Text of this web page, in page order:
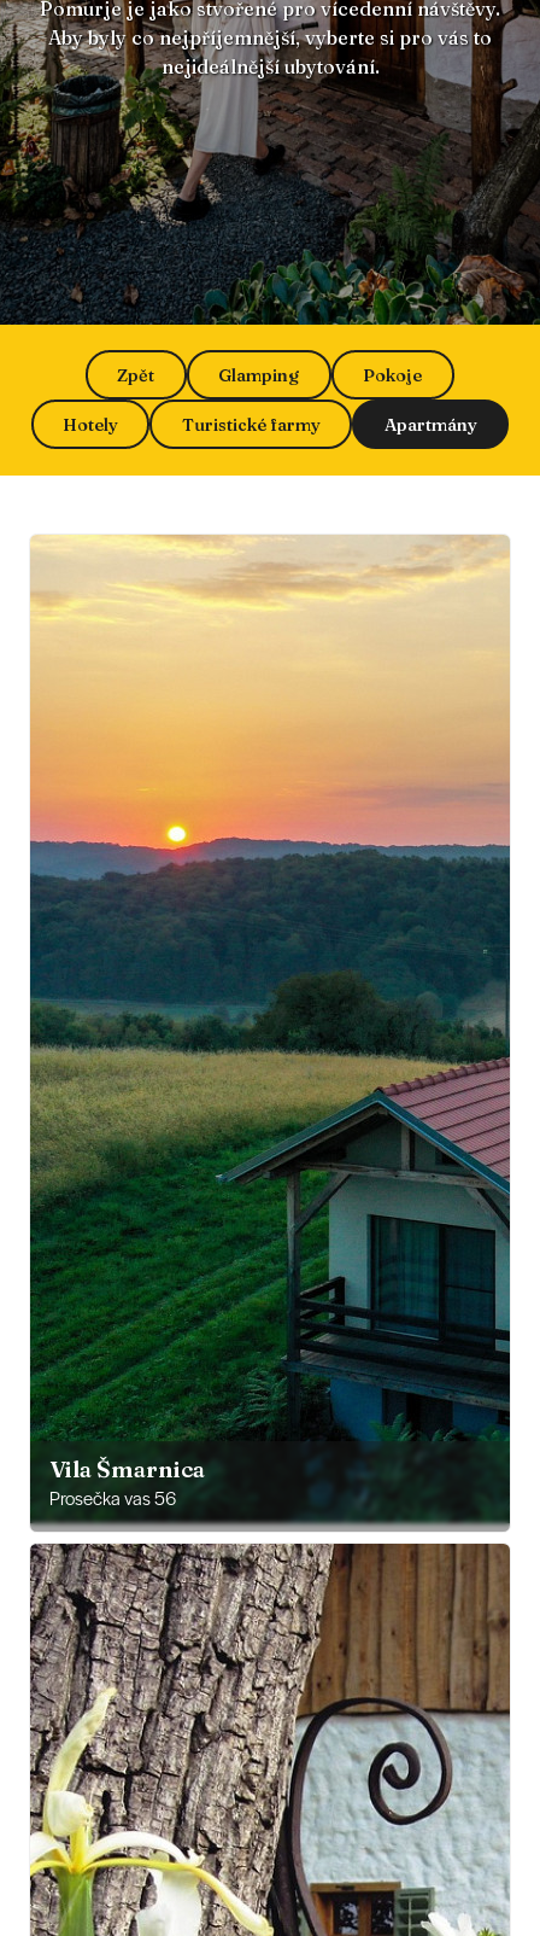
Pomurje je jako stvořené pro vícedenní návštěvy.
Aby byly co nejpříjemnější, vyberte si pro vás to
nejideálnější ubytování.
Zpět Glamping Pokoje
Hotely Turistické farmy Apartmány
Vila Šmarnica
Prosečka vas 56